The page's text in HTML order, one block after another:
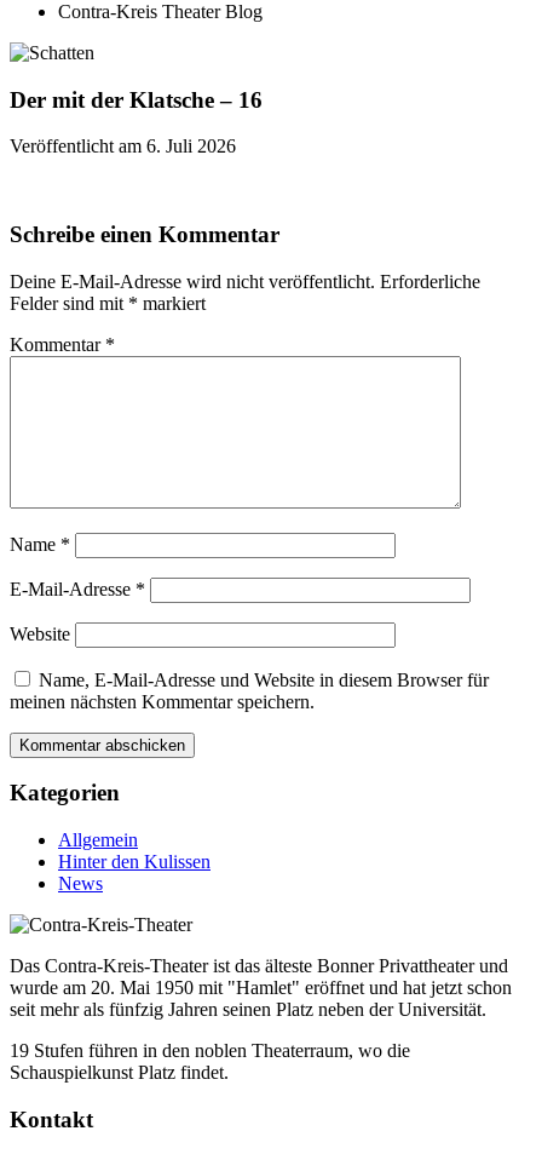
Contra-Kreis Theater Blog
Der mit der Klatsche – 16
Veröffentlicht am 6. Juli 2026
Schreibe einen Kommentar
Deine E-Mail-Adresse wird nicht veröffentlicht. Erforderliche
Felder sind mit * markiert
Kommentar *
Name *
E-Mail-Adresse *
Website
Name, E-Mail-Adresse und Website in diesem Browser für
meinen nächsten Kommentar speichern.
Kategorien
Allgemein
Hinter den Kulissen
News
Das Contra-Kreis-Theater ist das älteste Bonner Privattheater und
wurde am 20. Mai 1950 mit "Hamlet" eröffnet und hat jetzt schon
seit mehr als fünfzig Jahren seinen Platz neben der Universität.
19 Stufen führen in den noblen Theaterraum, wo die
Schauspielkunst Platz findet.
Kontakt